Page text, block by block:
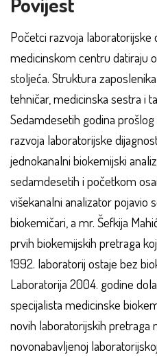
Početci razvoja
medicinskom centru datiraju
stoljeća. Struktura
tehničar, medicinska sestra i
Sedamdesetih godina
razvoja laboratorijske
jednokanalni biokemijski
sedamdesetih i početkom
višekanalni analizator pojavio
biokemičari, a mr. Šefkija
prvih biokemijskih pretraga
1992. laboratorij ostaje bez
Laboratorija 2004. godine
specijalista medicinske
novih laboratorijskih pretraga
novonabavljenoj